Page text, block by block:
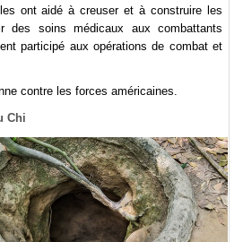
ont aidé à creuser et à construire les
des soins médicaux aux combattants
participé aux opérations de combat et
contre les forces américaines.
Chi